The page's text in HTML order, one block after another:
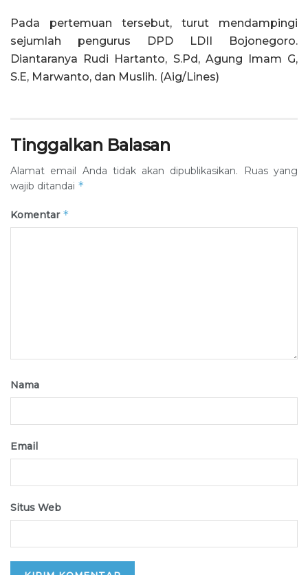
Pada pertemuan tersebut, turut mendampingi
sejumlah pengurus DPD LDII Bojonegoro.
Diantaranya Rudi Hartanto, S.Pd, Agung Imam G,
S.E, Marwanto, dan Muslih. (Aig/Lines)
Tinggalkan Balasan
Alamat email Anda tidak akan dipublikasikan.
Ruas yang
wajib ditandai *
Komentar *
Nama
Email
Situs Web